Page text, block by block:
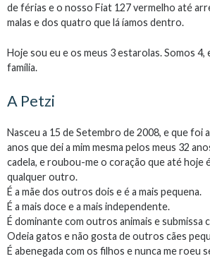
de férias e o nosso Fiat 127 vermelho até
malas e dos quatro que lá íamos dentro.
Hoje sou eu e os meus 3 estarolas. Somos 4,
família.
A Petzi
Nasceu a 15 de Setembro de 2008, e que foi
anos que dei a mim mesma pelos meus 32
cadela, e roubou-me o coração que até hoje
qualquer outro.
É a mãe dos outros dois e é a mais pequena.
É a mais doce e a mais independente.
É dominante com outros animais e submissa
Odeia gatos e não gosta de outros cães
É abenegada com os filhos e nunca me roeu